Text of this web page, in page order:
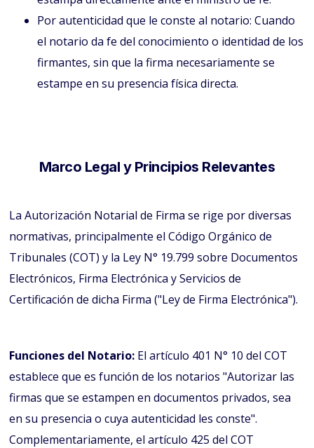
Por autenticidad que le conste al notario: Cuando
el notario da fe del conocimiento o identidad de los
firmantes, sin que la firma necesariamente se
estampe en su presencia física directa.
Marco Legal y Principios Relevantes
La Autorización Notarial de Firma se rige por diversas
normativas, principalmente el Código Orgánico de
Tribunales (COT) y la Ley N° 19.799 sobre Documentos
Electrónicos, Firma Electrónica y Servicios de
Certificación de dicha Firma ("Ley de Firma Electrónica").
Funciones del Notario: El artículo 401 N° 10 del COT
establece que es función de los notarios "Autorizar las
firmas que se estampen en documentos privados, sea
en su presencia o cuya autenticidad les conste".
Complementariamente, el artículo 425 del COT